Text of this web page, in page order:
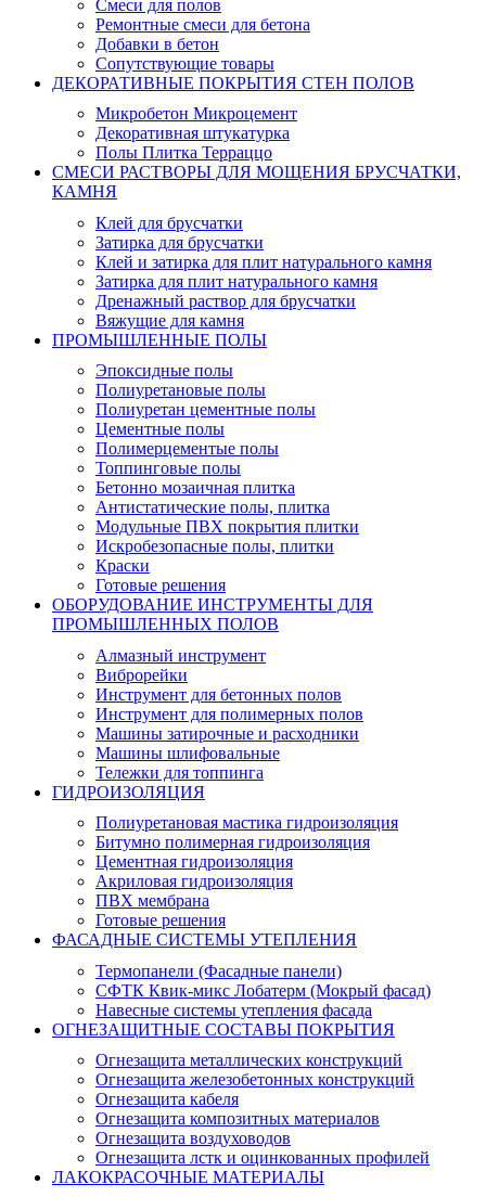
Смеси для полов
Ремонтные смеси для бетона
Добавки в бетон
Сопутствующие товары
ДЕКОРАТИВНЫЕ ПОКРЫТИЯ СТЕН ПОЛОВ
Микробетон Микроцемент
Декоративная штукатурка
Полы Плитка Терраццо
СМЕСИ РАСТВОРЫ ДЛЯ МОЩЕНИЯ БРУСЧАТКИ,
КАМНЯ
Клей для брусчатки
Затирка для брусчатки
Клей и затирка для плит натурального камня
Затирка для плит натурального камня
Дренажный раствор для брусчатки
Вяжущие для камня
ПРОМЫШЛЕННЫЕ ПОЛЫ
Эпоксидные полы
Полиуретановые полы
Полиуретан цементные полы
Цементные полы
Полимерцементые полы
Топпинговые полы
Бетонно мозаичная плитка
Антистатические полы, плитка
Модульные ПВХ покрытия плитки
Искробезопасные полы, плитки
Краски
Готовые решения
ОБОРУДОВАНИЕ ИНСТРУМЕНТЫ ДЛЯ
ПРОМЫШЛЕННЫХ ПОЛОВ
Алмазный инструмент
Виброрейки
Инструмент для бетонных полов
Инструмент для полимерных полов
Машины затирочные и расходники
Машины шлифовальные
Тележки для топпинга
ГИДРОИЗОЛЯЦИЯ
Полиуретановая мастика гидроизоляция
Битумно полимерная гидроизоляция
Цементная гидроизоляция
Акриловая гидроизоляция
ПВХ мембрана
Готовые решения
ФАСАДНЫЕ СИСТЕМЫ УТЕПЛЕНИЯ
Термопанели (Фасадные панели)
СФТК Квик-микс Лобатерм (Мокрый фасад)
Навесные системы утепления фасада
ОГНЕЗАЩИТНЫЕ СОСТАВЫ ПОКРЫТИЯ
Огнезащита металлических конструкций
Огнезащита железобетонных конструкций
Огнезащита кабеля
Огнезащита композитных материалов
Огнезащита воздуховодов
Огнезащита лстк и оцинкованных профилей
ЛАКОКРАСОЧНЫЕ МАТЕРИАЛЫ